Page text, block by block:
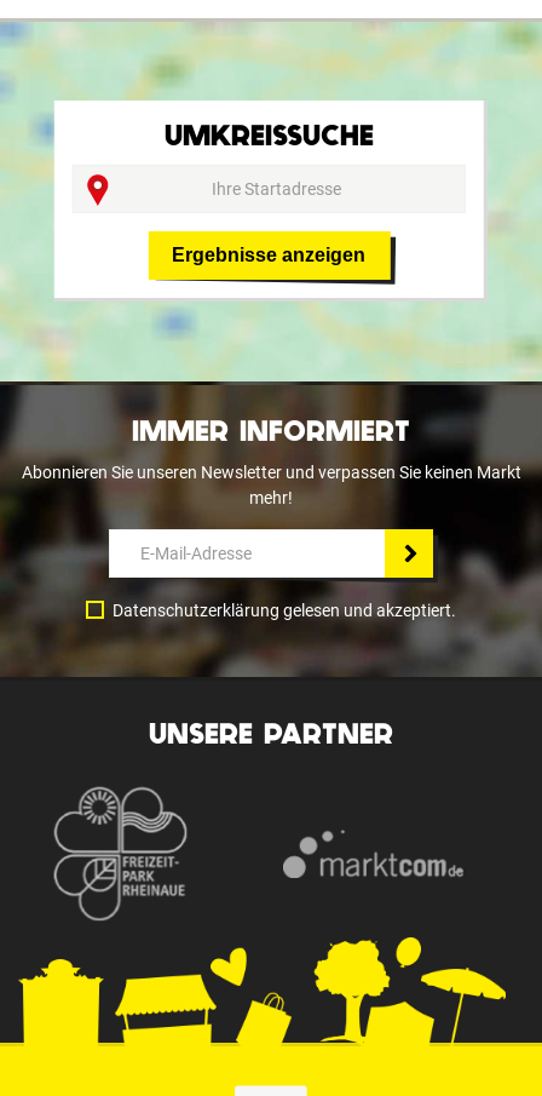
UMKREISSUCHE
Ergebnisse anzeigen
IMMER INFORMIERT
Abonnieren Sie unseren Newsletter und verpassen Sie keinen Markt
mehr!
Datenschutzerklärung gelesen und akzeptiert.
UNSERE PARTNER